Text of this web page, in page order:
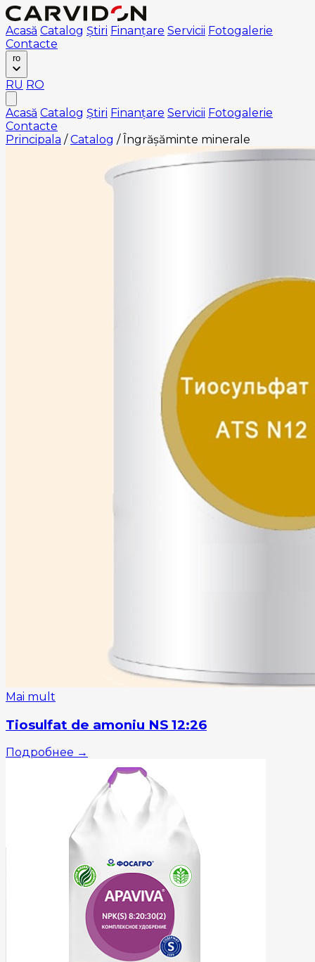
Acasă Catalog Știri Finanțare Servicii Fotogalerie
Contacte
ro
RU RO
Acasă Catalog Știri Finanțare Servicii Fotogalerie
Contacte
Principala / Catalog / Îngrășăminte minerale
Mai mult
Tiosulfat de amoniu NS 12:26
Подробнее →